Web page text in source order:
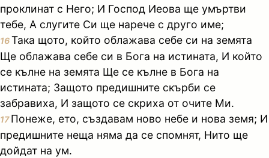
проклинат с Него; И Господ Иеова ще умъртви
тебе, А слугите Си ще нарече с друго име;
16Така щото, който облажава себе си на земята
Ще облажава себе си в Бога на истината, И който
се кълне на земята Ще се кълне в Бога на
истината; Защото предишните скърби се
забравиха, И защото се скриха от очите Ми.
17Понеже, ето, създавам ново небе и нова земя; И
предишните неща няма да се спомнят, Нито ще
дойдат на ум.